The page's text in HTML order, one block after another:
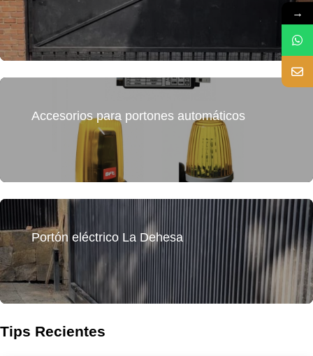
Accesorios para portones automáticos
Portón eléctrico La Dehesa
Tips Recientes
→